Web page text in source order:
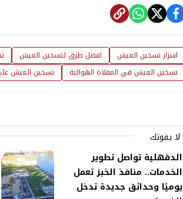
اسرار تسخين العيش افضل طرق لتسخين العيش
تسخين العيش في المقلاة الهوائية
تسخين العيش على
لا يفوتك
الدقهلية تواصل تطوير
الخدمات.. منافذ الخبز تعمل
يوميًا وحدائق جديدة تدخل